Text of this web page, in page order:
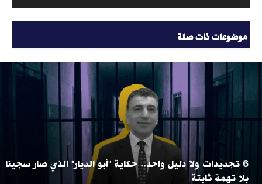
موضوعات ذات صلة
6 تجديدات ولا دليل واحد.. حكاية "أبو الديار" الذي صار سجينا
بلا تهمة ثابتة